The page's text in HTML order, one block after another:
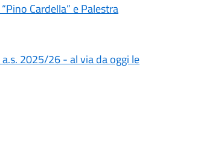
Cardella” e Palestra
2025/26 - al via da oggi le